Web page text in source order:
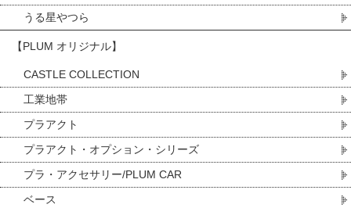
うる星やつら
【PLUM オリジナル】
CASTLE COLLECTION
工業地帯
プラアクト
プラアクト・オプション・シリーズ
プラ・アクセサリー/PLUM CAR
ベース